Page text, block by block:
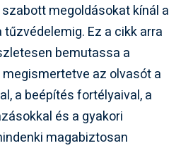
megoldásokat kínál a
Ez a cikk arra
bemutassa a
az olvasót a
a beépítés fortélyaival, a
és a gyakori
magabiztosan